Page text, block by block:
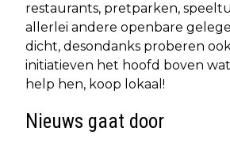
restaurants, pretparken,
allerlei andere openbare
dicht, desondanks proberen
initiatieven het hoofd boven
help hen, koop lokaal!
Nieuws gaat door